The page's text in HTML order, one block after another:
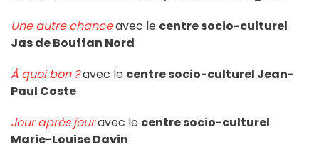
Une autre chanceavec le centre socio-culturel
Jas de Bouffan Nord
À quoi bon ?avec le centre socio-culturel Jean-
Paul Coste
Jour après jouravec le centre socio-culturel
Marie-Louise Davin